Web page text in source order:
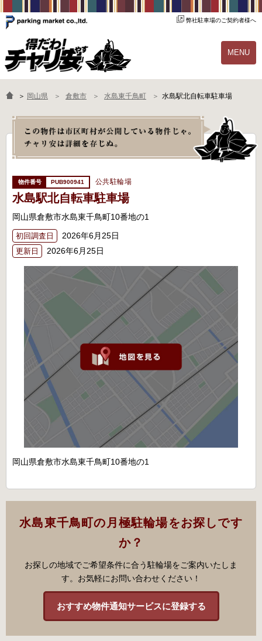
弊社駐車場のご契約者様へ
MENU
物件一覧 ご契約の流れ
よくあるご質問 駐輪場オーナー様へ
＞ 岡山県 倉敷市 水島東千鳥町 水島駅北自転車駐車場
PUB900941 公共駐輪場
水島駅北自転車駐車場
岡山県倉敷市水島東千鳥町10番地の1
初回調査日 2026年6月25日
更新日 2026年6月25日
岡山県倉敷市水島東千鳥町10番地の1
水島東千鳥町の月極駐輪場をお探しです
か？
お探しの地域でご希望条件に合う駐輪場をご案内いたしま
す。お気軽にお問い合わせください！
おすすめ物件通知サービスに登録する